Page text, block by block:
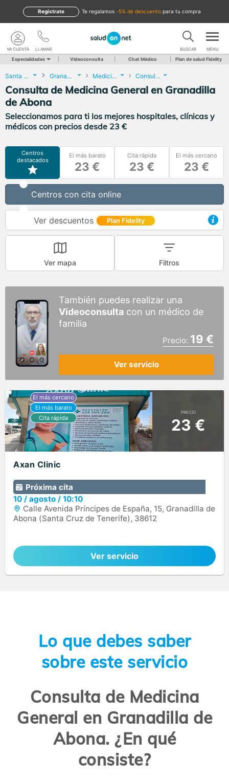
te regalamos -5% de descuento para tu compra
Regístrate
LLAMAR
MI CUENTA BUSCAR MENU
Especialidades Videoconsulta Chat Médico Plan de salud Fidelity
Santa Cruz de Tenerife Granadilla de Abona Medicina General Consulta de Medicina General
Consulta de Medicina General en Granadilla
de Abona
Seleccionamos para ti los mejores hospitales, clínicas y
médicos con precios desde 23 €
Centros
destacados
El más barato
23 €
Cita rápida
23 €
El más cercano
23 €
Centros con cita online
Ver descuentos Plan Fidelity
Ver mapa Filtros
También puedes realizar una
Videoconsulta con un médico de
familia
Precio: 19 €
Ver servicio
PRECIO
23 €
Axan Clinic
Próxima cita
10 / agosto / 10:10
Calle Avenida Príncipes de España, 15, Granadilla de
Abona (Santa Cruz de Tenerife), 38612
Ver servicio
Lo que debes saber
sobre este servicio
Consulta de Medicina
General en Granadilla de
Abona. ¿En qué
consiste?